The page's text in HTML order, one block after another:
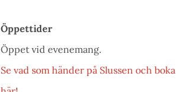
Öppettider
Öppet vid evenemang.
Se vad som händer på Slussen och boka